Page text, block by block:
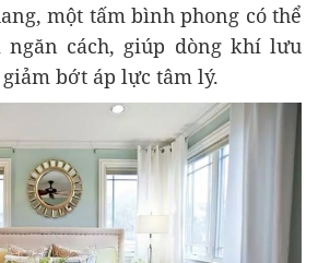
một tấm bình phong có thể
cách, giúp dòng khí lưu
bớt áp lực tâm lý.